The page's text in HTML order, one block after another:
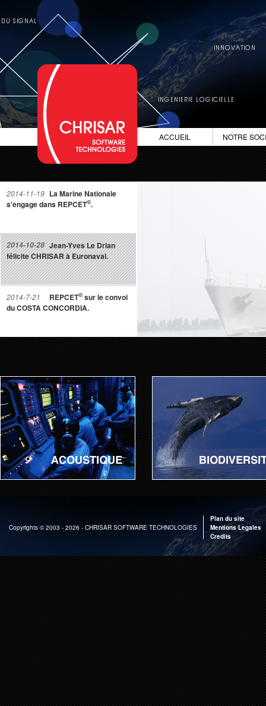
ACCUEIL NOTRE
2014-11-19 La Marine Nationale
s'engage dans REPCET©.
2014-10-28 Jean-Yves Le Drian
félicite CHRISAR à Euronaval.
2014-7-21 REPCET©sur le convoi
du COSTA CONCORDIA.
Copyrights © 2003 - 2026 - CHRISAR SOFTWARE TECHNOLOGIES
Plan du site
Mentions Legales
Credits